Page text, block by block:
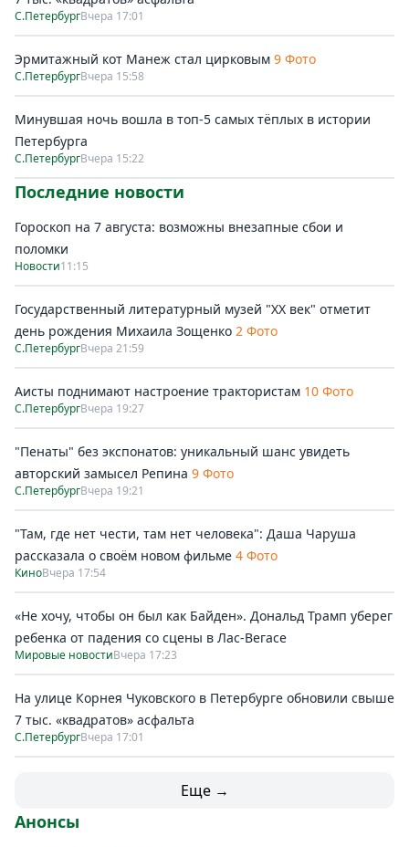
С.ПетербургВчера 17:01
Эрмитажный кот Манеж стал цирковым 9 Фото
С.ПетербургВчера 15:58
Минувшая ночь вошла в топ-5 самых тёплых в истории
Петербурга
С.ПетербургВчера 15:22
Последние новости
Гороскоп на 7 августа: возможны внезапные сбои и
поломки
Новости11:15
Государственный литературный музей "ХХ век" отметит
день рождения Михаила Зощенко 2 Фото
С.ПетербургВчера 21:59
Аисты поднимают настроение трактористам 10 Фото
С.ПетербургВчера 19:27
"Пенаты" без экспонатов: уникальный шанс увидеть
авторский замысел Репина 9 Фото
С.ПетербургВчера 19:21
"Там, где нет чести, там нет человека": Даша Чаруша
рассказала о своём новом фильме 4 Фото
КиноВчера 17:54
«Не хочу, чтобы он был как Байден». Дональд Трамп уберег
ребенка от падения со сцены в Лас-Вегасе
Мировые новостиВчера 17:23
На улице Корнея Чуковского в Петербурге обновили свыше
7 тыс. «квадратов» асфальта
С.ПетербургВчера 17:01
Еще →
Анонсы